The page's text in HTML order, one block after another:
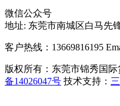
微信公众号
地址: 东莞市南城区白马先
客户热线：13669816195
版权所有：东莞市锦秀国际
备14026047号 技术支持：